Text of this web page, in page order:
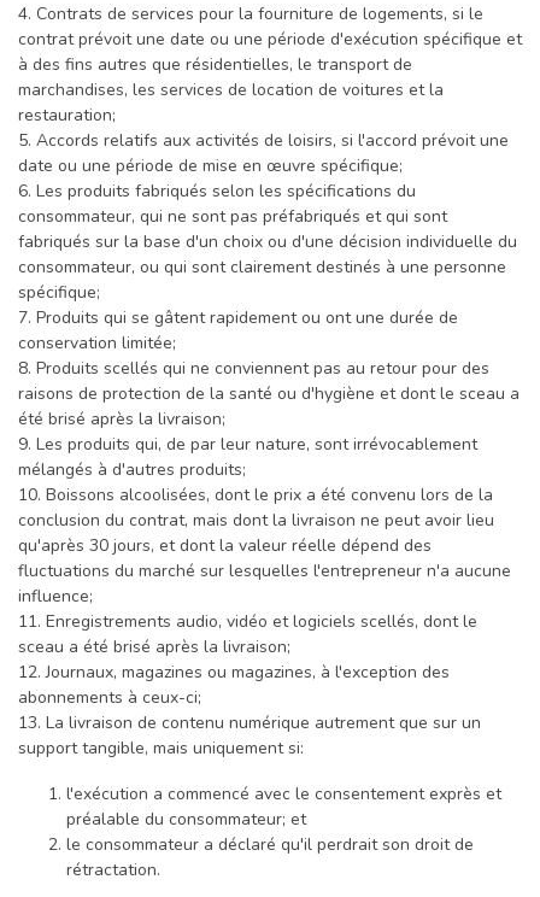
4. Contrats de services pour la fourniture de logements, si le
contrat prévoit une date ou une période d'exécution spécifique et
à des fins autres que résidentielles, le transport de
marchandises, les services de location de voitures et la
restauration;
5. Accords relatifs aux activités de loisirs, si l'accord prévoit une
date ou une période de mise en œuvre spécifique;
6. Les produits fabriqués selon les spécifications du
consommateur, qui ne sont pas préfabriqués et qui sont
fabriqués sur la base d'un choix ou d'une décision individuelle du
consommateur, ou qui sont clairement destinés à une personne
spécifique;
7. Produits qui se gâtent rapidement ou ont une durée de
conservation limitée;
8. Produits scellés qui ne conviennent pas au retour pour des
raisons de protection de la santé ou d'hygiène et dont le sceau a
été brisé après la livraison;
9. Les produits qui, de par leur nature, sont irrévocablement
mélangés à d'autres produits;
10. Boissons alcoolisées, dont le prix a été convenu lors de la
conclusion du contrat, mais dont la livraison ne peut avoir lieu
qu'après 30 jours, et dont la valeur réelle dépend des
fluctuations du marché sur lesquelles l'entrepreneur n'a aucune
influence;
11. Enregistrements audio, vidéo et logiciels scellés, dont le
sceau a été brisé après la livraison;
12. Journaux, magazines ou magazines, à l'exception des
abonnements à ceux-ci;
13. La livraison de contenu numérique autrement que sur un
support tangible, mais uniquement si:
l'exécution a commencé avec le consentement exprès et
préalable du consommateur; et
le consommateur a déclaré qu'il perdrait son droit de
rétractation.